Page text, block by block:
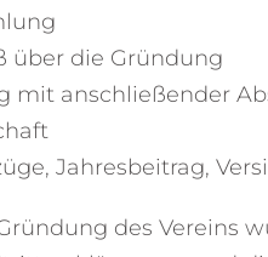
über die Gründung
mit anschließender
Jahresbeitrag,
des Vereins